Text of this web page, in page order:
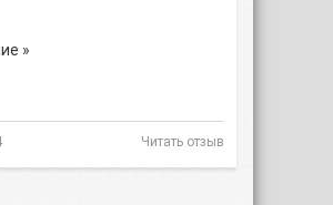
»
Читать отзыв